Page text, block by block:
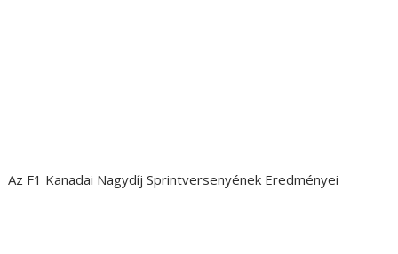
Az F1 Kanadai Nagydíj Sprintversenyének Eredményei